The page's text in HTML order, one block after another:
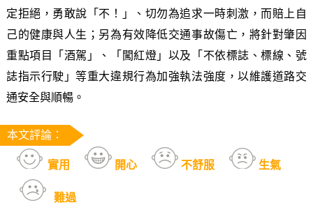
定拒絕，勇敢說「不！」、切勿為追求一時刺激，而賠上自
己的健康與人生；另為有效降低交通事故傷亡，將針對肇因
重點項目「酒駕」、「闖紅燈」以及「不依標誌、標線、號
誌指示行駛」等重大違規行為加強執法強度，以維護道路交
通安全與順暢。
本文評論：
實用 開心 不舒服 生氣
難過